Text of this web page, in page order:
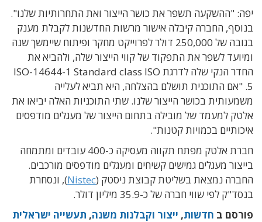
יפה: "ההשקעה תשפר את כושר הייצור ואת התחרותיות שלנו".
בנוסף, החברה קיבלה אישור מרשות החדשנות לקבלת מענק
בגובה של 250,000 דולר לפרוייקט מחקר ופיתוח שיימשך שנה
ומיועד לשפר את התפקוד של קווי הייצור שלה, ולהביא את
החדר הנקי שלה לדרגת ISO-14644-1 Standard class ISO
5. "אם התוכנית תושלם בהצלחה, היא תביא לעלייה
משמעותית בכושר הייצור שלנו. שתי התוכניות האלה יביאו את
אלטק למעמד של מובילה בתחום הייצור של מעגלים מודפסים
איכותיים בכמויות קטנות".
חברת אלטק מפתח תקווה מעסיקה כ-400 עובדים ומתמחה
בייצור מעגלים גמישים קשיחים ומעגלים מודפסים מורכבים.
החברה נמצאת בשליטת קבוצת ניסטק (Nistec), ונסחרת
בנסד"ק לפי שווי חברה של כ-35.9 מיליון דולר.
פורסם ב חדשות, ייצור וקבלנות משנה, תעשייה ישראלית